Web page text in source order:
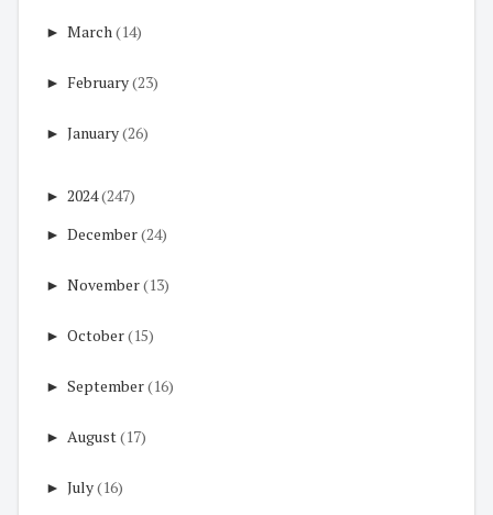
► March(14)
► February(23)
► January(26)
► 2024(247)
► December(24)
► November(13)
► October(15)
► September(16)
► August(17)
► July(16)